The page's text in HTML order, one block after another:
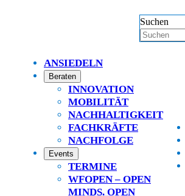
Suchen
ANSIEDELN
Beraten
INNOVATION
MOBILITÄT
NACHHALTIGKEIT
FACHKRÄFTE
NACHFOLGE
Events
TERMINE
WFOPEN – OPEN
MINDS. OPEN